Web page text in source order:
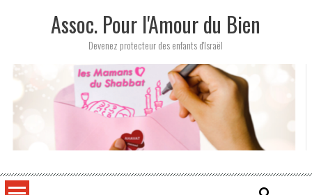
Assoc. Pour l'Amour du Bien
Devenez protecteur des enfants d'Israël